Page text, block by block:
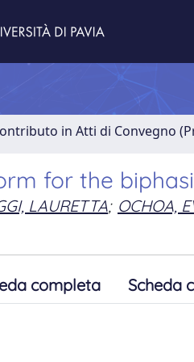
in Atti di Convegno
for the
LAURETTA; OCHOA,
completa Scheda